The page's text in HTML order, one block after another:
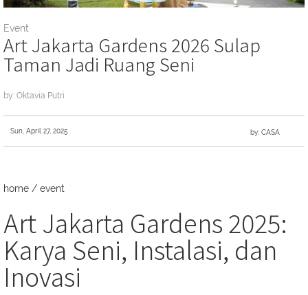
Event
Art Jakarta Gardens 2026 Sulap
Taman Jadi Ruang Seni
by: Oktavia Putri
Sun, April 27, 2025 by: CASA
home / event
Art Jakarta Gardens 2025:
Karya Seni, Instalasi, dan
Inovasi